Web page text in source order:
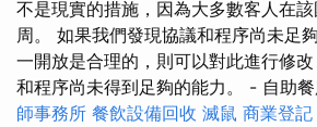
不是現實的措施，因為大多數客人在
周。 如果我們發現協議和程序尚未足
一開放是合理的，則可以對此進行修
和程序尚未得到足夠的能力。 - 自助
師事務所 餐飲設備回收 滅鼠 商業登記